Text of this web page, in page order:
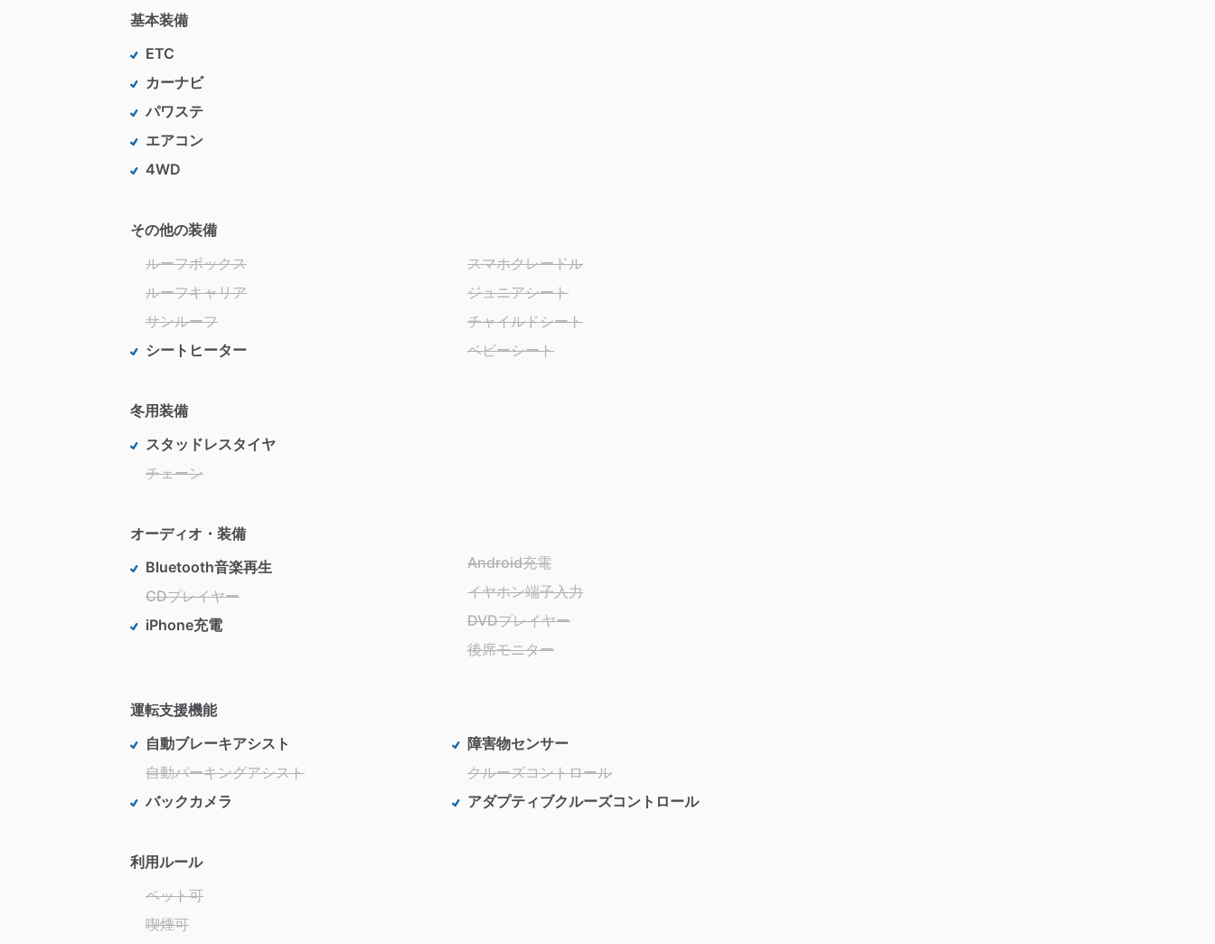
基本装備
ETC
カーナビ
パワステ
エアコン
4WD
その他の装備
ルーフボックス
ルーフキャリア
サンルーフ
シートヒーター
スマホクレードル
ジュニアシート
チャイルドシート
ベビーシート
冬用装備
スタッドレスタイヤ
チェーン
オーディオ・装備
Bluetooth音楽再生
CDプレイヤー
iPhone充電
Android充電
イヤホン端子入力
DVDプレイヤー
後席モニター
運転支援機能
自動ブレーキアシスト
自動パーキングアシスト
バックカメラ
障害物センサー
クルーズコントロール
アダプティブクルーズコントロール
利用ルール
ペット可
喫煙可